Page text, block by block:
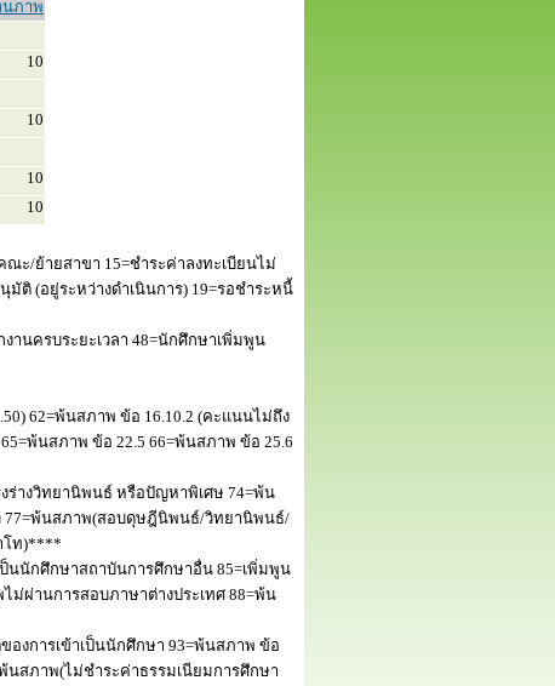
นภาพ
10
10
10
10
ณะ/ย้ายสาขา 15=ชำระค่าลงทะเบียนไม่
ติ (อยู่ระหว่างดำเนินการ) 19=รอชำระหนี้
งานครบระยะเวลา 48=นักศึกษาเพิ่มพูน
62=พ้นสภาพ ข้อ 16.10.2 (คะแนนไม่ถึง
พ้นสภาพ ข้อ 22.5 66=พ้นสภาพ ข้อ 25.6
ร่างวิทยานิพนธ์ หรือปัญหาพิเศษ 74=พ้น
77=พ้นสภาพ(สอบดุษฎีนิพนธ์/วิทยานิพนธ์/
โท)****
นนักศึกษาสถาบันการศึกษาอื่น 85=เพิ่มพูน
ผ่านการสอบภาษาต่างประเทศ 88=พ้น
งการเข้าเป็นนักศึกษา 93=พ้นสภาพ ข้อ
นสภาพ(ไม่ชำระค่าธรรมเนียมการศึกษา